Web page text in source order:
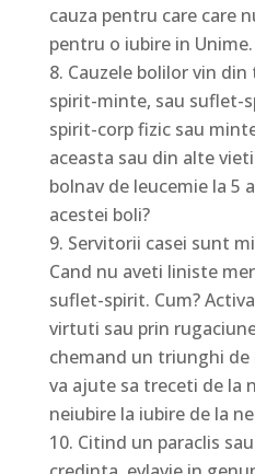
cauza pentru care care
pentru o iubire in Unime.
Cauzele bolilor vin
spirit-minte, sau suflet-
spirit-corp fizic sau
aceasta sau din alte
bolnav de leucemie la 5
acestei boli?
Servitorii casei sunt
Cand nu aveti liniste
suflet-spirit. Cum?
virtuti sau prin
chemand un triunghi de
va ajute sa treceti de la
neiubire la iubire de la
Citind un paraclis